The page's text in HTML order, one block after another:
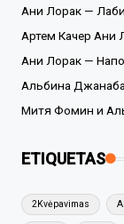
Ани Лорак —
Артем Качер Ани
Ани Лорак —
Альбина
Митя Фомин и
ETIQUETAS
2Kvėpavimas